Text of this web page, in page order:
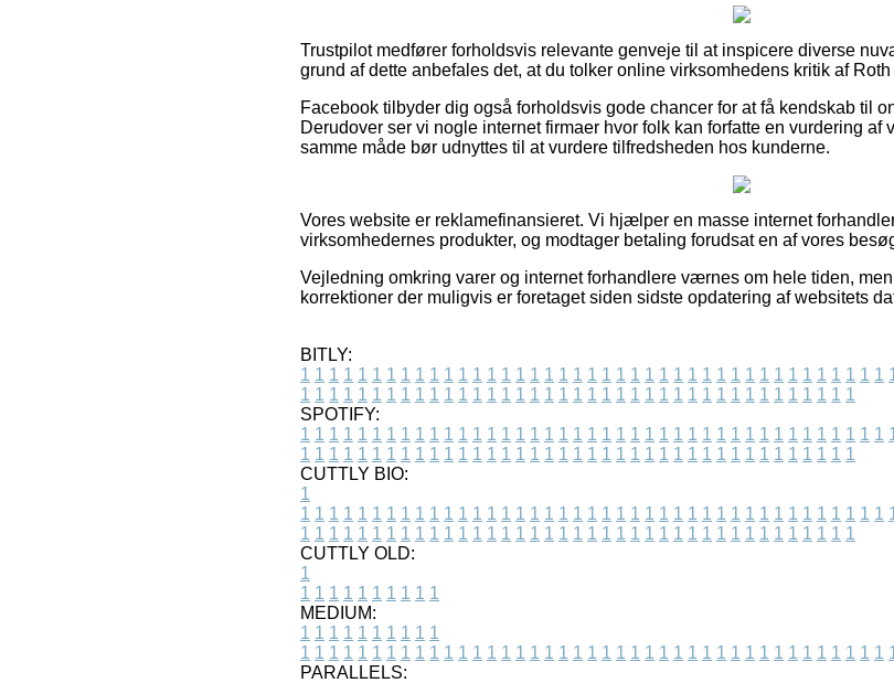
Trustpilot medfører forholdsvis relevante genveje til at inspicere diverse
grund af dette anbefales det, at du tolker online virksomhedens kritik af
Facebook tilbyder dig også forholdsvis gode chancer for at få kendskab til
Derudover ser vi nogle internet firmaer hvor folk kan forfatte en vurdering af
samme måde bør udnyttes til at vurdere tilfredsheden hos kunderne.
Vores website er reklamefinansieret. Vi hjælper en masse internet
virksomhedernes produkter, og modtager betaling forudsat en af vores
Vejledning omkring varer og internet forhandlere værnes om hele tiden,
korrektioner der muligvis er foretaget siden sidste opdatering af websitets
BITLY:
1 1 1 1 1 1 1 1 1 1 1 1 1 1 1 1 1 1 1 1 1 1 1 1 1 1 1 1 1 1 1 1 1 1 1 1 1 1 1 1 1
1 1 1 1 1 1 1 1 1 1 1 1 1 1 1 1 1 1 1 1 1 1 1 1 1 1 1 1 1 1 1 1 1 1 1 1 1 1 1
SPOTIFY:
1 1 1 1 1 1 1 1 1 1 1 1 1 1 1 1 1 1 1 1 1 1 1 1 1 1 1 1 1 1 1 1 1 1 1 1 1 1 1 1 1
1 1 1 1 1 1 1 1 1 1 1 1 1 1 1 1 1 1 1 1 1 1 1 1 1 1 1 1 1 1 1 1 1 1 1 1 1 1 1
CUTTLY BIO:
1
1 1 1 1 1 1 1 1 1 1 1 1 1 1 1 1 1 1 1 1 1 1 1 1 1 1 1 1 1 1 1 1 1 1 1 1 1 1 1 1 1
1 1 1 1 1 1 1 1 1 1 1 1 1 1 1 1 1 1 1 1 1 1 1 1 1 1 1 1 1 1 1 1 1 1 1 1 1 1 1
CUTTLY OLD:
1
1 1 1 1 1 1 1 1 1 1
MEDIUM:
1 1 1 1 1 1 1 1 1 1
1 1 1 1 1 1 1 1 1 1 1 1 1 1 1 1 1 1 1 1 1 1 1 1 1 1 1 1 1 1 1 1 1 1 1 1 1 1 1 1 1
PARALLELS: